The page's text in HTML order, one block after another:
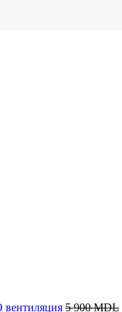
вентиляция 5 900MDL